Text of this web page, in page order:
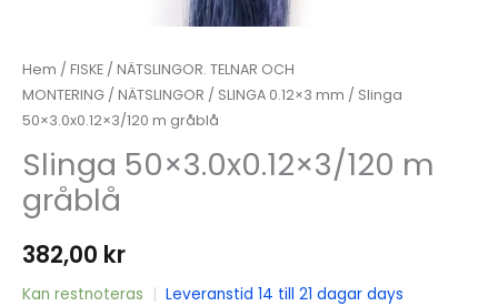
Hem / FISKE / NÄTSLINGOR. TELNAR OCH
MONTERING / NÄTSLINGOR / SLINGA 0.12×3 mm / Slinga
50×3.0x0.12×3/120 m gråblå
Slinga 50×3.0x0.12×3/120 m
gråblå
382,00 kr
Kan restnoteras | Leveranstid 14 till 21 dagar days